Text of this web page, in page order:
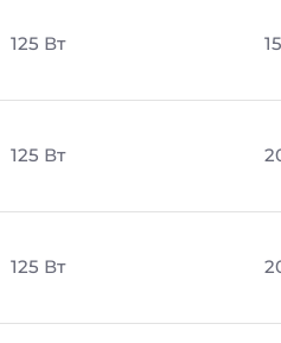
125 Вт
125 Вт
125 Вт